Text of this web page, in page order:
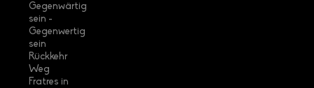
Gegenwärtig
sein -
Gegenwertig
sein
Rückkehr
Weg
Fratres in